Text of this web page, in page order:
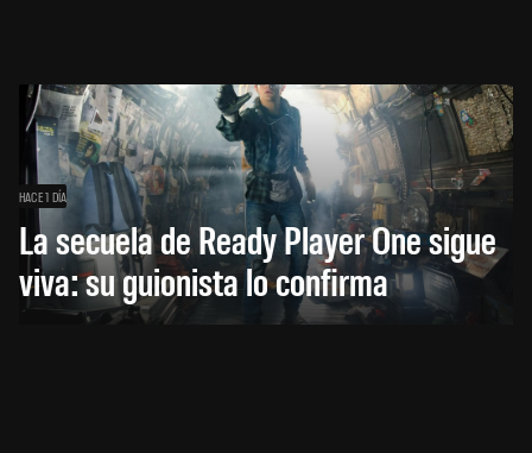
HACE 1 DÍA
La secuela de Ready Player One sigue
viva: su guionista lo confirma